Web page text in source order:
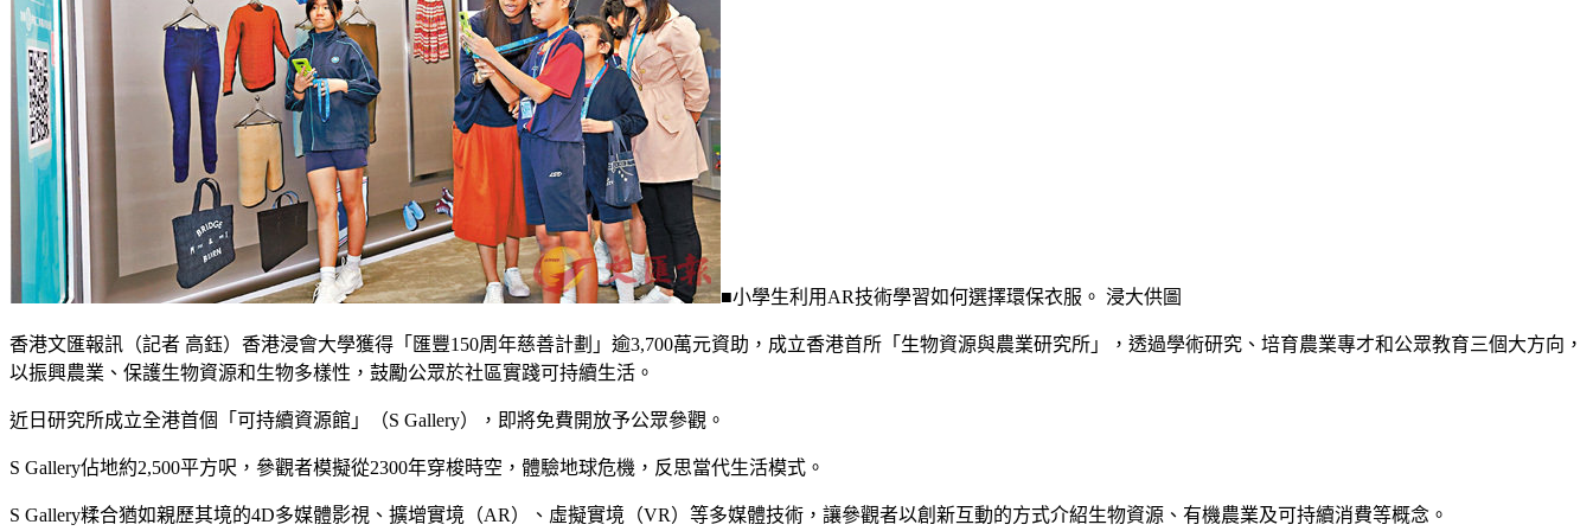
■小學生利用AR技術學習如何選擇環保衣服。 浸大供圖
香港文匯報訊（記者 高鈺）香港浸會大學獲得「匯豐150周年慈善計劃」逾3,700萬元資助，成立香港首所「生物資源與農業研究所」，透過學術研究、培育農業專才和公眾教育三個大方向，
以振興農業、保護生物資源和生物多樣性，鼓勵公眾於社區實踐可持續生活。
近日研究所成立全港首個「可持續資源館」（S Gallery），即將免費開放予公眾參觀。
S Gallery佔地約2,500平方呎，參觀者模擬從2300年穿梭時空，體驗地球危機，反思當代生活模式。
S Gallery糅合猶如親歷其境的4D多媒體影視、擴增實境（AR）、虛擬實境（VR）等多媒體技術，讓參觀者以創新互動的方式介紹生物資源、有機農業及可持續消費等概念。